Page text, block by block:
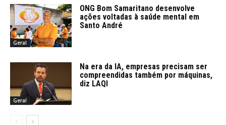
Geral
ONG Bom Samaritano desenvolve
ações voltadas à saúde mental em
Santo André
Geral
Na era da IA, empresas precisam ser
compreendidas também por máquinas,
diz LAQI